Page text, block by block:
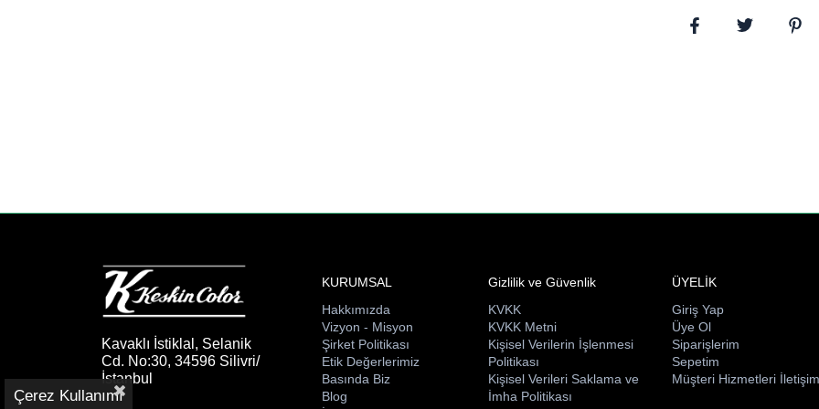
Kavaklı İstiklal, Selanik
Cd. No:30, 34596 Silivri/
İstanbul
KURUMSAL
Hakkımızda
Vizyon - Misyon
Şirket Politikası
Etik Değerlerimiz
Basında Biz
Blog
Gizlilik ve Güvenlik
KVKK
KVKK Metni
Kişisel Verilerin İşlenmesi
Politikası
Kişisel Verileri Saklama ve
İmha Politikası
ÜYELİK
Giriş Yap
Üye Ol
Siparişlerim
Sepetim
Müşteri Hizmetleri İletişim
Çerez Kullanımı